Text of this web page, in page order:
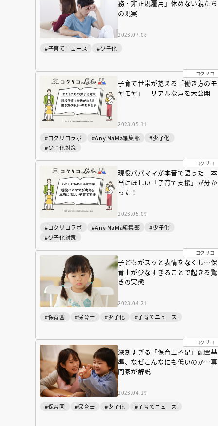
務・非正規雇用」休めない親たち
の現実
2023.07.08
#子育てニュース #少子化
コクリコ
子育て世帯が抱える「働き方のモ
ヤモヤ」 リアルな声を大公開
2023.05.11
#コクリコラボ #Any MaMa編集部
#少子化
#少子化対策
コクリコ
現役パパママが本音で語った 本
当にほしい「子育て支援」が分か
った！
2023.05.09
#コクリコラボ #Any MaMa編集部
#少子化
#少子化対策
コクリコ
子どもがスッと表情をなくし…保
育士が少なすぎることで起きる驚
きの実態
2023.04.21
#保育園 #保育士 #少子化 #子育てニュース
コクリコ
深刻すぎる「保育士不足」配置基
準、なぜこんなにも低いのか…専
門家が解説
2023.04.19
#保育園 #保育士 #少子化 #子育てニュース